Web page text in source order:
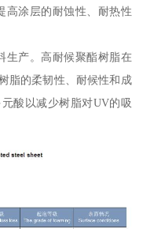
高涂层的耐蚀性、耐热性
生产。高耐候聚酯树脂在
脂的柔韧性、耐候性和成
酸以减少树脂对UV的吸